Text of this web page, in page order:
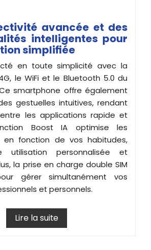
avancée et des
intelligentes pour
simplifiée
en toute simplicité avec la
le WiFi et le Bluetooth 5.0 du
smartphone offre également
gestuelles intuitives, rendant
les applications rapide et
Boost IA optimise les
en fonction de vos habitudes,
utilisation personnalisée et
la prise en charge double SIM
gérer simultanément vos
et personnels.
Lire la suite